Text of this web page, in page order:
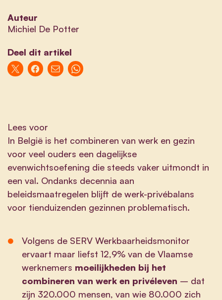
Auteur
Michiel De Potter
Deel dit artikel
Lees voor
In België is het combineren van werk en gezin
voor veel ouders een dagelijkse
evenwichtsoefening die steeds vaker uitmondt in
een val. Ondanks decennia aan
beleidsmaatregelen blijft de werk-privébalans
voor tienduizenden gezinnen problematisch.
Volgens de SERV Werkbaarheidsmonitor
ervaart maar liefst 12,9% van de Vlaamse
werknemers moeilijkheden bij het
combineren van werk en privéleven – dat
zijn 320.000 mensen, van wie 80.000 zich